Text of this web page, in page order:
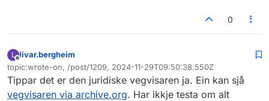
0
L
Frakoblet
livar.bergheim
topic:wrote-on, /post/1209, 2024-11-29T09:50:38.550Z
Sist endret av
Tippar det er den juridiske vegvisaren ja. Ein kan sjå
vegvisaren via archive.org. Har ikkje testa om alt